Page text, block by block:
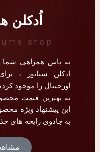
اُدکلن
shop
به پاس همراهی شما
ادکلن سناتور ،
اورجینال را موجود
به بهترین قیمت
این پیشنهاد ویژه
به جادوی رایحه های